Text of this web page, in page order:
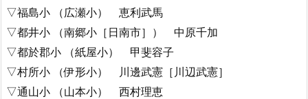
▽福島小 （広瀬小） 恵利武馬
▽都井小 （南郷小［日南市］） 中原千加
▽都於郡小 （紙屋小） 甲斐容子
▽村所小 （伊形小） 川邊武憲［川辺武憲］
▽通山小 （山本小） 西村理恵